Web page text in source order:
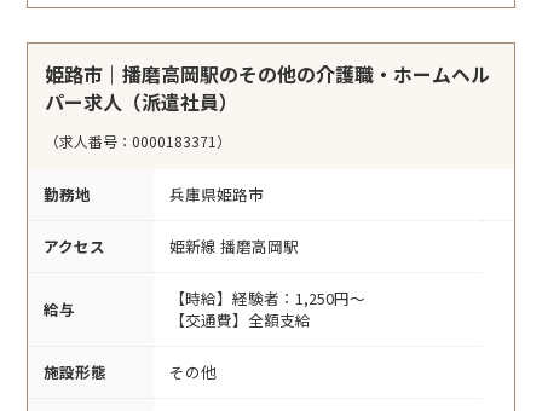
姫路市｜播磨高岡駅のその他の介護職・ホームヘル
パー求人（派遣社員）
（求人番号：0000183371）
勤務地 兵庫県姫路市
アクセス 姫新線 播磨高岡駅
給与
【時給】経験者：1,250円～
【交通費】全額支給
施設形態 その他